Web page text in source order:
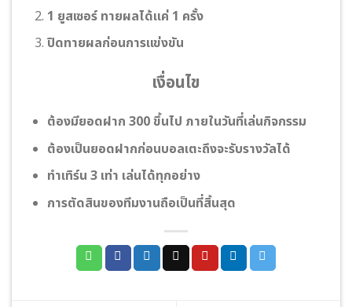
1 ยูสเซอร์ ทายผลได้แค่ 1 ครั้ง
ปิดทายผลก่อนการแข่งขัน
เงื่อนไข
ต้องมียอดฝาก 300 ขึ้นไป ภายในวันที่เล่นกิจกรรม
ต้องเป็นยอดฝากก่อนบอลเตะถึงจะรับรางวัลได้
ทําเทิร์น 3 เท่า เล่นได้ทุกอย่าง
การตัดสินของทีมงานถือเป็นที่สิ้นสุด